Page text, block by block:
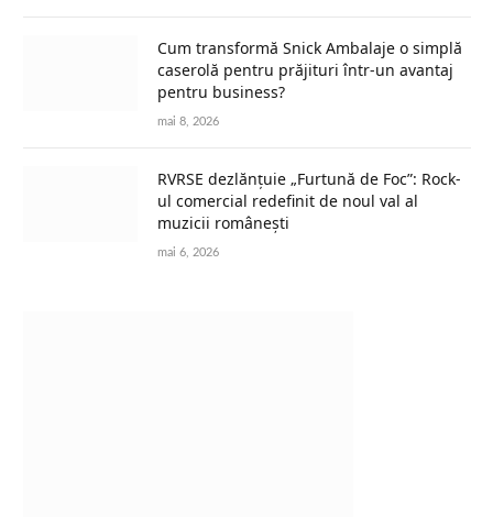
Cum transformă Snick Ambalaje o simplă
caserolă pentru prăjituri într-un avantaj
pentru business?
mai 8, 2026
RVRSE dezlănțuie „Furtună de Foc”: Rock-
ul comercial redefinit de noul val al
muzicii românești
mai 6, 2026